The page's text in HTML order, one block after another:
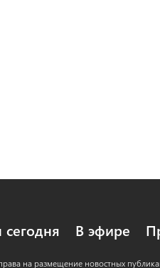
сегодня В эфире
на размещение новостных